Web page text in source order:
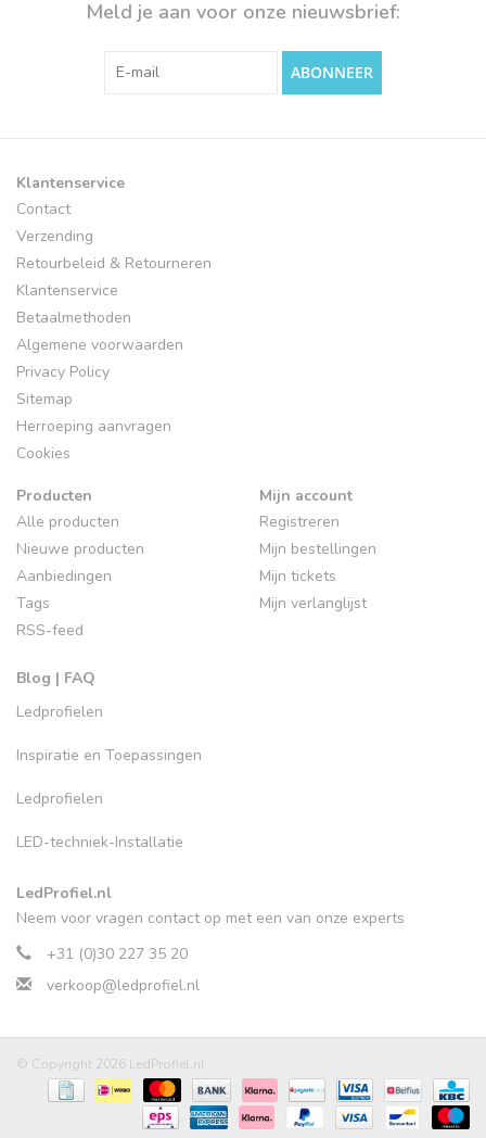
Meld je aan voor onze nieuwsbrief:
ABONNEER
Klantenservice
Contact
Verzending
Retourbeleid & Retourneren
Klantenservice
Betaalmethoden
Algemene voorwaarden
Privacy Policy
Sitemap
Herroeping aanvragen
Cookies
Producten
Alle producten
Nieuwe producten
Aanbiedingen
Tags
RSS-feed
Blog | FAQ
Ledprofielen
Inspiratie en Toepassingen
Ledprofielen
LED-techniek-Installatie
Mijn account
Registreren
Mijn bestellingen
Mijn tickets
Mijn verlanglijst
LedProfiel.nl
Neem voor vragen contact op met een van onze experts
+31 (0)30 227 35 20
verkoop@ledprofiel.nl
© Copyright 2026 LedProfiel.nl